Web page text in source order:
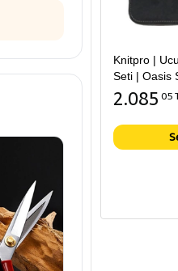
Knitpro |
Seti | Oasis
2.085 05